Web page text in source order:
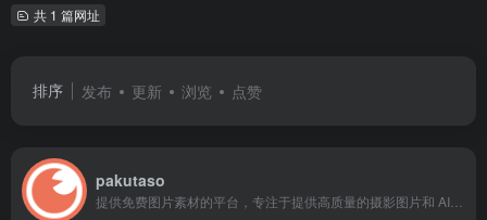
共 1 篇网址
排序 发布 更新 浏览 点赞
pakutaso